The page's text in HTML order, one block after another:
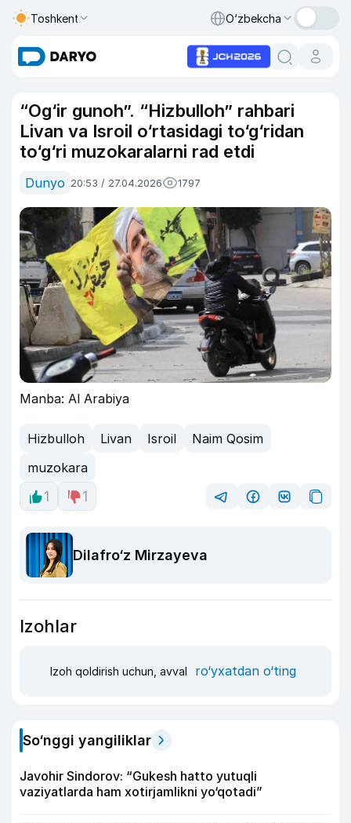
Toshkent O‘zbekcha
“Og‘ir gunoh”. “Hizbulloh” rahbari
Livan va Isroil o‘rtasidagi to‘g‘ridan
to‘g‘ri muzokaralarni rad etdi
Dunyo 20:53 / 27.04.2026 1797
Manba: Al Arabiya
Hizbulloh Livan Isroil
Naim Qosim
muzokara
1
1
Dilafro‘z Mirzayeva
Izohlar
Izoh qoldirish uchun, avval ro‘yxatdan o‘ting
So‘nggi yangiliklar
Javohir Sindorov: “Gukesh hatto yutuqli
vaziyatlarda ham xotirjamlikni yo‘qotadi”